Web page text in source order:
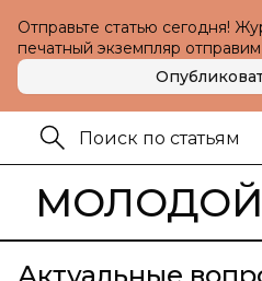
Отправьте статью сегодня!
печатный экземпляр отправим